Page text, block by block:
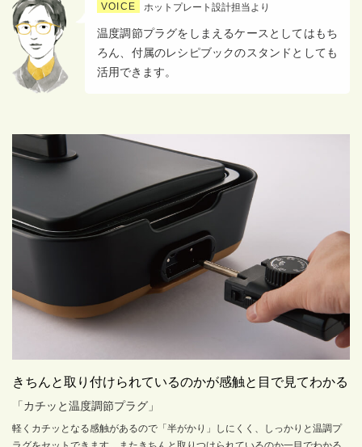
VOICE ホットプレート設計担当より
温度調節プラグをしまえるケースとしてはもち
ろん、付属のレシピブックのスタンドとしても
活用できます。
きちんと取り付けられているのかが感触と目で見てわかる
「カチッと温度調節プラグ」
軽くカチッとなる感触があるので「半がかり」しにくく、しっかりと温調プ